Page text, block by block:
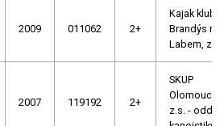
2009 011062 2+
Kajak klub
Brandýs
Labem, z. s.
2007 119192 2+
SKUP
Olomouc,
z.s. - oddíl